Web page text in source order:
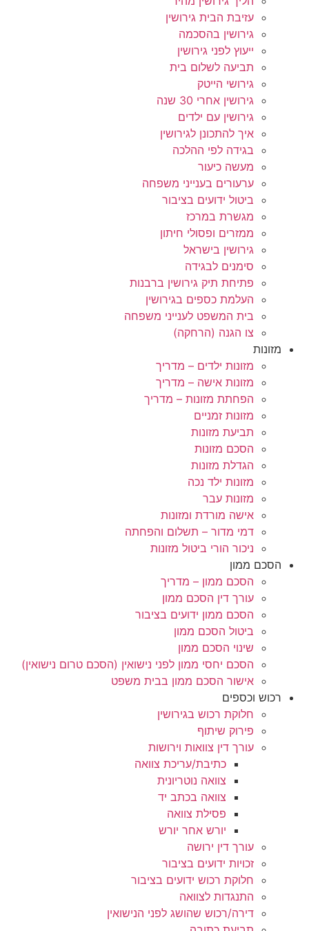
עזיבת הבית גירושין
גירושין בהסכמה
ייעוץ לפני גירושין
תביעה לשלום בית
גירושי הייטק
גירושין אחרי 30 שנה
גירושין עם ילדים
איך להתכונן לגירושין
בגידה לפי ההלכה
מעשה כיעור
ערעורים בענייני משפחה
ביטול ידועים בציבור
מגשרת במרכז
ממזרים ופסולי חיתון
גירושין בישראל
סימנים לבגידה
פתיחת תיק גירושין ברבנות
העלמת כספים בגירושין
בית המשפט לענייני משפחה
צו הגנה (הרחקה)
מזונות
מזונות ילדים – מדריך
מזונות אישה – מדריך
הפחתת מזונות – מדריך
מזונות זמניים
תביעת מזונות
הסכם מזונות
הגדלת מזונות
מזונות ילד נכה
מזונות עבר
אישה מורדת ומזונות
דמי מדור – תשלום והפחתה
ניכור הורי ביטול מזונות
הסכם ממון
הסכם ממון – מדריך
עורך דין הסכם ממון
הסכם ממון ידועים בציבור
ביטול הסכם ממון
שינוי הסכם ממון
הסכם יחסי ממון לפני נישואין (הסכם טרום נישואין)
אישור הסכם ממון בבית משפט
רכוש וכספים
חלוקת רכוש בגירושין
פירוק שיתוף
עורך דין צוואות וירושות
כתיבת/עריכת צוואה
צוואה נוטריונית
צוואה בכתב יד
פסילת צוואה
יורש אחר יורש
עורך דין ירושה
זכויות ידועים בציבור
חלוקת רכוש ידועים בציבור
התנגדות לצוואה
דירה/רכוש שהושג לפני הנישואין